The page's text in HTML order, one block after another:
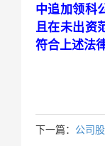
中追加领科
且在未出资
符合上述法
下一篇： 公司